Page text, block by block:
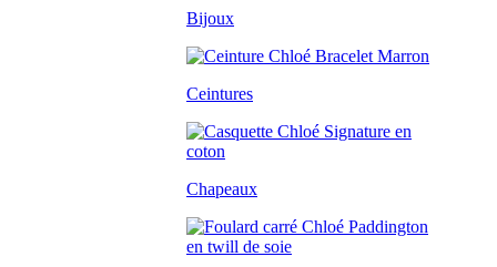
Bijoux
Ceintures
Chapeaux